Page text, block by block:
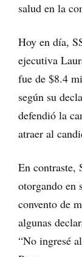
salud en la
Hoy en día,
ejecutiva
fue de $8.4
según su
defendió la
atraer al
En contraste,
otorgando en
convento de
algunas
“No ingresé